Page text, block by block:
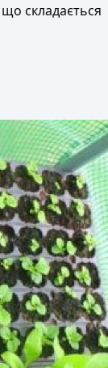
складається